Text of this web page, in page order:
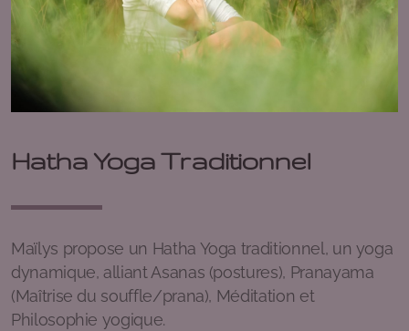
Hatha Yoga Traditionnel
Maïlys propose un Hatha Yoga traditionnel, un yoga
dynamique, alliant Asanas (postures), Pranayama
(Maîtrise du souffle/prana), Méditation et
Philosophie yogique.
Deolinda Ryser | Massages Thérapeutiques - Soin
sonore et vibratoire – Soin quantique
Vanina Giudicelli | Naturopathe - Instructrice
Méditation & pranayama
finlandais
Nicole Hermann I Breathwork - Cercles – Soin
énérgetique – Accompagnement et mentoring